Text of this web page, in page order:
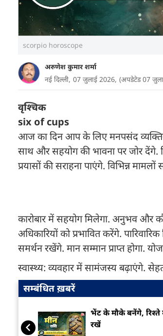
scorpio horoscope
अरुणेश कुमार शर्मा
नई दिल्ली, 07 जुलाई 2026, (अपडेटेड 07
वृश्चिक
six of cups
आज का दिन आप के लिए मनपसंद
साथ और सहयोग की भावना पर जोर देंगे.
प्रयासों की सराहना पाएंगे. विभिन्न
कारोबार में सहयोग मिलेगा. अनुभव और
अधिकारियों को प्रभावित करेंगे.
समर्थन रखेंगे. मान सम्मान प्राप्त होगा.
स्वास्थ्य: व्यवहार में सामंजस्य बढ़ाएंगे.
सम्बंधित ख़बरें
भेंट के मौके बनेंगे, रिश्ते
रखें